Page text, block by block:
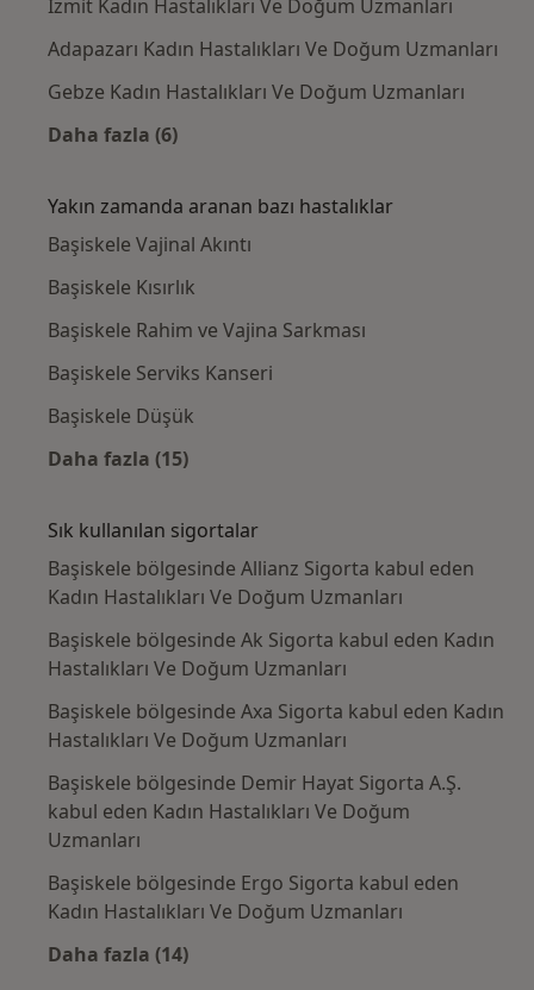
İzmit Kadın Hastalıkları Ve Doğum Uzmanları
Adapazarı Kadın Hastalıkları Ve Doğum Uzmanları
Gebze Kadın Hastalıkları Ve Doğum Uzmanları
Daha fazla (6)
Yakın zamanda aranan bazı hastalıklar
Başiskele Vajinal Akıntı
Başiskele Kısırlık
Başiskele Rahim ve Vajina Sarkması
Başiskele Serviks Kanseri
Başiskele Düşük
Daha fazla (15)
Sık kullanılan sigortalar
Başiskele bölgesinde Allianz Sigorta kabul eden
Kadın Hastalıkları Ve Doğum Uzmanları
Başiskele bölgesinde Ak Sigorta kabul eden Kadın
Hastalıkları Ve Doğum Uzmanları
Başiskele bölgesinde Axa Sigorta kabul eden Kadın
Hastalıkları Ve Doğum Uzmanları
Başiskele bölgesinde Demir Hayat Sigorta A.Ş.
kabul eden Kadın Hastalıkları Ve Doğum
Uzmanları
Başiskele bölgesinde Ergo Sigorta kabul eden
Kadın Hastalıkları Ve Doğum Uzmanları
Daha fazla (14)